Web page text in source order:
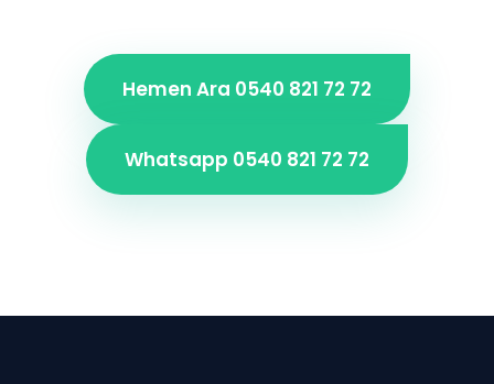
Hemen Ara 0540 821 72 72
Whatsapp 0540 821 72 72